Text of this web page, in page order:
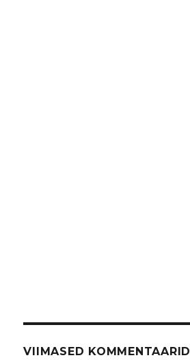
VIIMASED KOMMENTAARID